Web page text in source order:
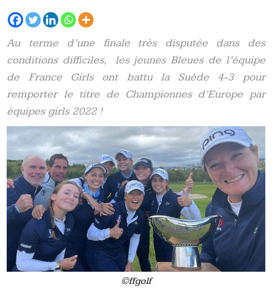
Au terme d’une finale très disputée dans des
conditions difficiles, les jeunes Bleues de l’équipe
de France Girls ont battu la Suède 4-3 pour
remporter le titre de Championnes d’Europe par
équipes girls 2022 !
©ffgolf